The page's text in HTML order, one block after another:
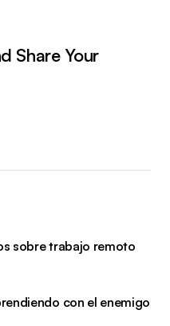
Share Your
sobre trabajo remoto
con el enemigo